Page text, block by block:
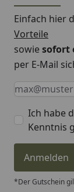
Einfach hier
Vorteile
sowiesofort
per E-Mail
Keine
Eingabe
E-Mail *
Ich habe
Kenntnis
Anmelden
*Der Gutschein